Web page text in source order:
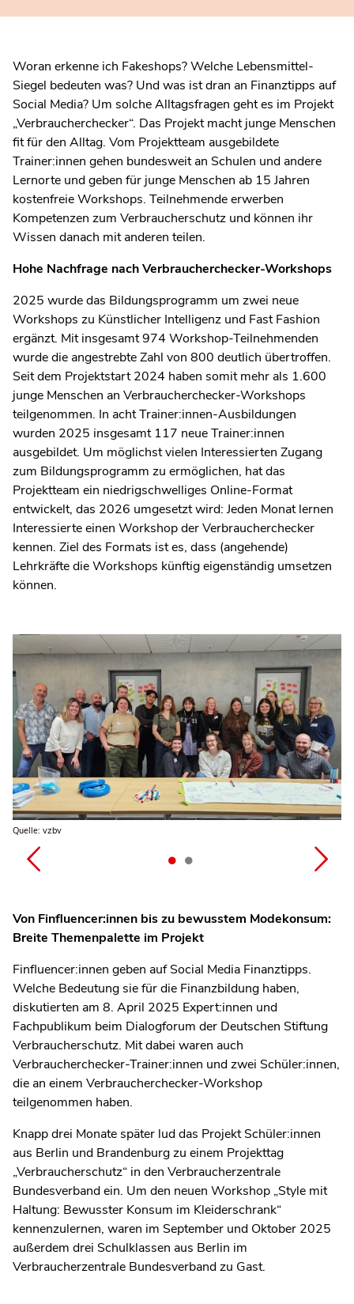
Woran erkenne ich Fakeshops? Welche Lebensmittel-
Siegel bedeuten was? Und was ist dran an Finanztipps auf
Social Media? Um solche Alltagsfragen geht es im Projekt
„Verbraucherchecker“. Das Projekt macht junge Menschen
fit für den Alltag. Vom Projektteam ausgebildete
Trainer:innen gehen bundesweit an Schulen und andere
Lernorte und geben für junge Menschen ab 15 Jahren
kostenfreie Workshops. Teilnehmende erwerben
Kompetenzen zum Verbraucherschutz und können ihr
Wissen danach mit anderen teilen.
Hohe Nachfrage nach Verbraucherchecker-Workshops
2025 wurde das Bildungsprogramm um zwei neue
Workshops zu Künstlicher Intelligenz und Fast Fashion
ergänzt. Mit insgesamt 974 Workshop-Teilnehmenden
wurde die angestrebte Zahl von 800 deutlich übertroffen.
Seit dem Projektstart 2024 haben somit mehr als 1.600
junge Menschen an Verbraucherchecker-Workshops
teilgenommen. In acht Trainer:innen-Ausbildungen
wurden 2025 insgesamt 117 neue Trainer:innen
ausgebildet. Um möglichst vielen Interessierten Zugang
zum Bildungsprogramm zu ermöglichen, hat das
Projektteam ein niedrigschwelliges Online-Format
entwickelt, das 2026 umgesetzt wird: Jeden Monat lernen
Interessierte einen Workshop der Verbraucherchecker
kennen. Ziel des Formats ist es, dass (angehende)
Lehrkräfte die Workshops künftig eigenständig umsetzen
können.
Quelle: vzbv
Quelle: vzbv
Von Finfluencer:innen bis zu bewusstem Modekonsum:
Breite Themenpalette im Projekt
Finfluencer:innen geben auf Social Media Finanztipps.
Welche Bedeutung sie für die Finanzbildung haben,
diskutierten am 8. April 2025 Expert:innen und
Fachpublikum beim Dialogforum der Deutschen Stiftung
Verbraucherschutz. Mit dabei waren auch
Verbraucherchecker-Trainer:innen und zwei Schüler:innen,
die an einem Verbraucherchecker-Workshop
teilgenommen haben.
Knapp drei Monate später lud das Projekt Schüler:innen
aus Berlin und Brandenburg zu einem Projekttag
„Verbraucherschutz“ in den Verbraucherzentrale
Bundesverband ein. Um den neuen Workshop „Style mit
Haltung: Bewusster Konsum im Kleiderschrank“
kennenzulernen, waren im September und Oktober 2025
außerdem drei Schulklassen aus Berlin im
Verbraucherzentrale Bundesverband zu Gast.